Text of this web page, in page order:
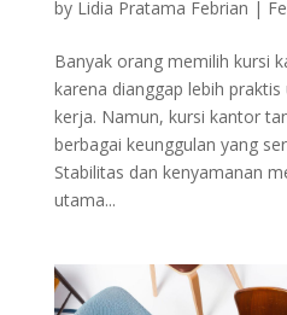
by Lidia Pratama Febrian |
Banyak orang memilih kursi
karena dianggap lebih
kerja. Namun, kursi kantor
berbagai keunggulan yang
Stabilitas dan kenyamanan
utama...